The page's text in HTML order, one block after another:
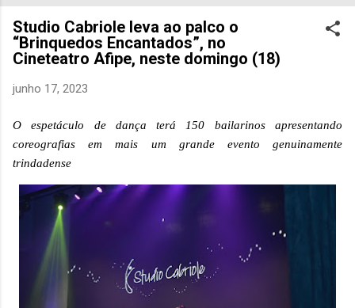
Studio Cabriole leva ao palco o
“Brinquedos Encantados”, no
Cineteatro Afipe, neste domingo (18)
junho 17, 2023
O espetáculo de dança terá 150 bailarinos apresentando
coreografias em mais um grande evento genuinamente
trindadense